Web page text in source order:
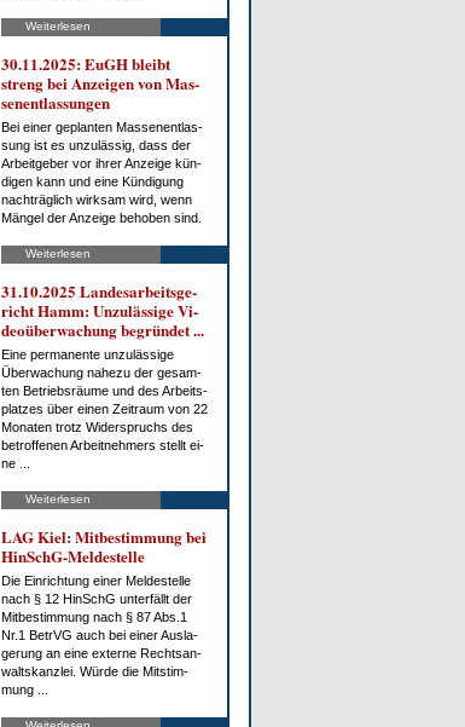
Weiterlesen
30.11.2025: EuGH bleibt
streng bei An­zei­gen von Mas­
sen­ent­las­sun­gen
Bei ei­ner ge­plan­ten Mas­sen­ent­las­
sung ist es un­zu­läs­sig, dass der
Ar­beit­ge­ber vor ih­rer An­zei­ge kün­
di­gen kann und ei­ne Kün­di­gung
nach­träg­lich wirk­sam wird, wenn
Män­gel der An­zei­ge be­ho­ben sind.
Weiterlesen
31.10.2025 Lan­des­ar­beits­ge­
richt Hamm: Un­zu­läs­si­ge Vi­
deo­über­wa­chung be­grün­det ...
Ei­ne per­ma­nen­te un­zu­läs­si­ge
Über­wa­chung na­he­zu der ge­sam­
ten Be­triebs­räu­me und des Ar­beits­
plat­zes über ei­nen Zeit­raum von 22
Mo­na­ten trotz Wi­der­spruchs des
be­trof­fe­nen Ar­beit­neh­mers stellt ei­
ne ...
Weiterlesen
LAG Kiel: Mit­be­stim­mung bei
HinSchG-Mel­de­stel­le
Die Ein­rich­tung ei­ner Mel­de­stel­le
nach § 12 HinSchG un­ter­fällt der
Mit­be­stim­mung nach § 87 Abs.1
Nr.1 Be­trVG auch bei ei­ner Aus­la­
ge­rung an ei­ne ex­ter­ne Rechts­an­
walts­kanz­lei. Wür­de die Mit­stim­
mung ...